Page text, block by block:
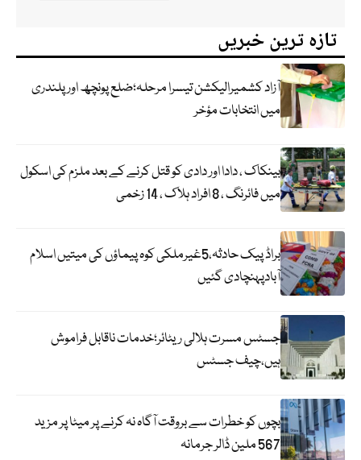
تازہ ترین خبریں
آزاد کشمیرالیکشن تیسرا مرحلہ؛ضلع پونچھ اور پلندری
میں انتخابات مؤخر
بینکاک ، دادا اور دادی کو قتل کرنے کے بعد ملزم کی اسکول
میں فائرنگ ، 8 افراد ہلاک ، 14 زخمی
براڈ پیک حادثہ،5غیرملکی کوہ پیماؤں کی میتیں اسلام
آبادپہنچادی گئیں
جسٹس مسرت ہلالی ریٹائر؛خدمات ناقابل فراموش
ہیں،چیف جسٹس
بچوں کو خطرات سے بروقت آگاہ نہ کرنے پر میٹا پر مزید
567 ملین ڈالر جرمانہ